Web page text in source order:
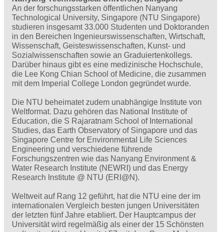
An der forschungsstarken öffentlichen Nanyang
Technological University, Singapore (NTU Singapore)
studieren insgesamt 33.000 Studenten und Doktoranden
in den Bereichen Ingenieurswissenschaften, Wirtschaft,
Wissenschaft, Geisteswissenschaften, Kunst- und
Sozialwissenschaften sowie an Graduiertenkollegs.
Darüber hinaus gibt es eine medizinische Hochschule,
die Lee Kong Chian School of Medicine, die zusammen
mit dem Imperial College London gegründet wurde.
Die NTU beheimatet zudem unabhängige Institute von
Weltformat. Dazu gehören das National Institute of
Education, die S Rajaratnam School of International
Studies, das Earth Observatory of Singapore und das
Singapore Centre for Environmental Life Sciences
Engineering und verschiedene führende
Forschungszentren wie das Nanyang Environment &
Water Research Institute (NEWRI) und das Energy
Research Institute @ NTU (ERI@N).
Weltweit auf Rang 12 geführt, hat die NTU eine der im
internationalen Vergleich besten jungen Universitäten
der letzten fünf Jahre etabliert. Der Hauptcampus der
Universität wird regelmäßig als einer der 15 Schönsten